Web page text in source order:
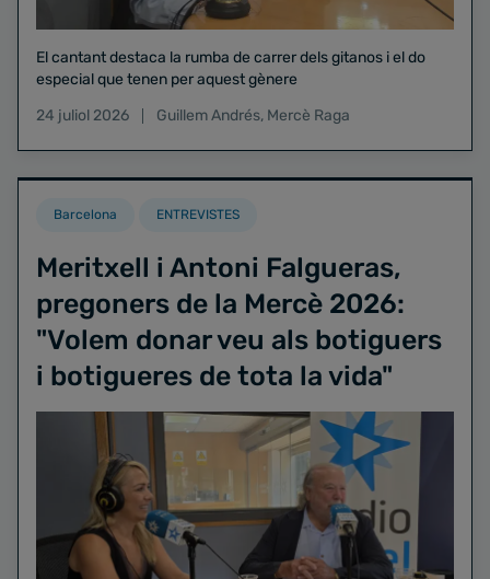
El cantant destaca la rumba de carrer dels gitanos i el do
especial que tenen per aquest gènere
24 juliol 2026
Guillem Andrés, Mercè Raga
Barcelona ENTREVISTES
Meritxell i Antoni Falgueras,
pregoners de la Mercè 2026:
"Volem donar veu als botiguers
i botigueres de tota la vida"